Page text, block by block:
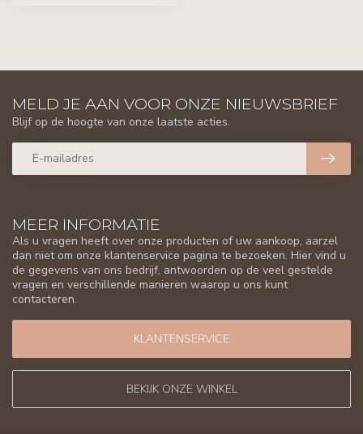
MEER INFORMATIE
Als u vragen heeft over onze producten of uw aankoop, aarzel
dan niet om onze klantenservice pagina te bezoeken. Hier vind u
de gegevens van ons bedrijf, antwoorden op de veel gestelde
vragen en verschillende manieren waarop u ons kunt
contacteren.
KLANTENSERVICE
BEKIJK ONZE WINKEL
MELD JE AAN VOOR ONZE NIEUWSBRIEF
Blijf op de hoogte van onze laatste acties.